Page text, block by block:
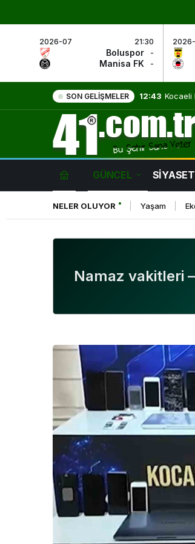
2026-07 21:30
Boluspor
-
Manisa FK
-
SON GELIŞMELER 9:01 Evde
GÜNCEL SİYASET
NELER OLUYOR Yaşam
Namaz vakitleri